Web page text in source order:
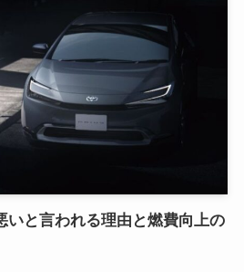
いと言われる理由と燃費向上の